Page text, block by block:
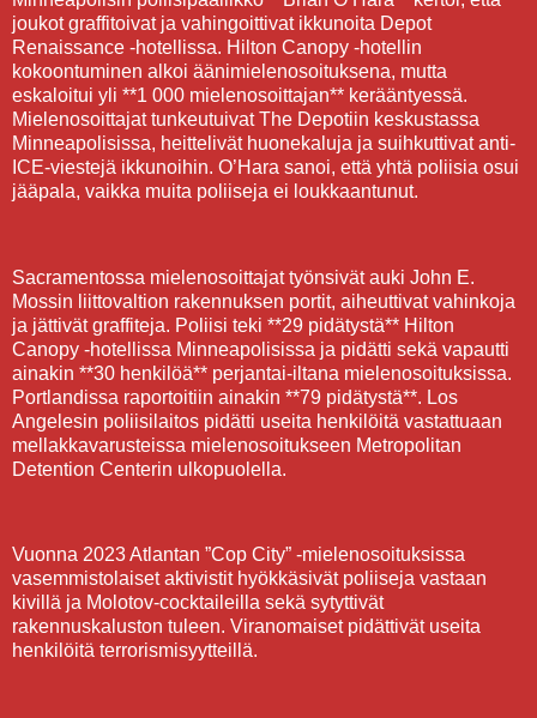
joukot graffitoivat ja vahingoittivat ikkunoita Depot
Renaissance -hotellissa. Hilton Canopy -hotellin
kokoontuminen alkoi äänimielenosoituksena, mutta
eskaloitui yli **1 000 mielenosoittajan** kerääntyessä.
Mielenosoittajat tunkeutuivat The Depotiin keskustassa
Minneapolisissa, heittelivät huonekaluja ja suihkuttivat anti-
ICE-viestejä ikkunoihin. O’Hara sanoi, että yhtä poliisia osui
jääpala, vaikka muita poliiseja ei loukkaantunut.
Sacramentossa mielenosoittajat työnsivät auki John E.
Mossin liittovaltion rakennuksen portit, aiheuttivat vahinkoja
ja jättivät graffiteja. Poliisi teki **29 pidätystä** Hilton
Canopy -hotellissa Minneapolisissa ja pidätti sekä vapautti
ainakin **30 henkilöä** perjantai-iltana mielenosoituksissa.
Portlandissa raportoitiin ainakin **79 pidätystä**. Los
Angelesin poliisilaitos pidätti useita henkilöitä vastattuaan
mellakkavarusteissa mielenosoitukseen Metropolitan
Detention Centerin ulkopuolella.
Vuonna 2023 Atlantan ”Cop City” -mielenosoituksissa
vasemmistolaiset aktivistit hyökkäsivät poliiseja vastaan
kivillä ja Molotov-cocktaileilla sekä sytyttivät
rakennuskaluston tuleen. Viranomaiset pidättivät useita
henkilöitä terrorismisyytteillä.